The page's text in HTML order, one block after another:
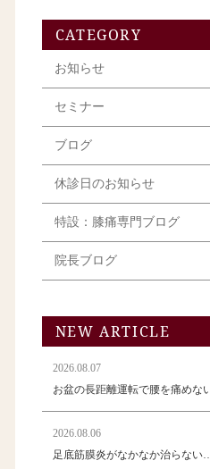
CATEGORY
お知らせ
セミナー
ブログ
休診日のお知らせ
特設：膝痛専門ブログ
院長ブログ
NEW ARTICLE
2026.08.07
お盆の長距離運転で腰を痛めな
2026.08.06
足底筋膜炎がなかなか治らな